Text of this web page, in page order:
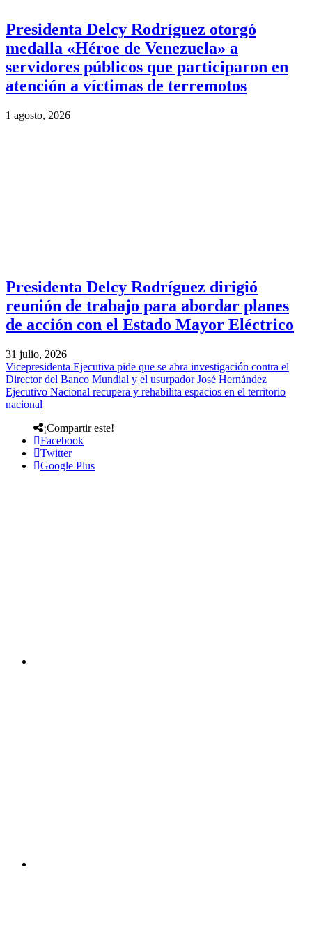
Presidenta Delcy Rodríguez otorgó
medalla «Héroe de Venezuela» a
servidores públicos que participaron en
atención a víctimas de terremotos
1 agosto, 2026
Presidenta Delcy Rodríguez dirigió
reunión de trabajo para abordar planes
de acción con el Estado Mayor Eléctrico
31 julio, 2026
Vicepresidenta Ejecutiva pide que se abra investigación contra el
Director del Banco Mundial y el usurpador José Hernández
Ejecutivo Nacional recupera y rehabilita espacios en el territorio
nacional
¡Compartir este!
Facebook
Twitter
Google Plus